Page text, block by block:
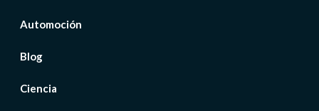
Automoción
Blog
Ciencia